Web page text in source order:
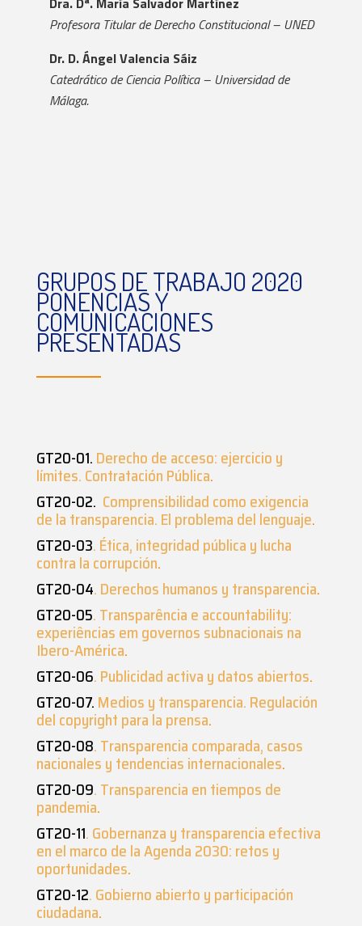
Profesora Titular de Derecho Constitucional – UNED
Dr. D. Ángel Valencia Sáiz
Catedrático de Ciencia Política – Universidad de
Málaga.
GRUPOS DE TRABAJO 2020
PONENCIAS Y
COMUNICACIONES
PRESENTADAS
GT20-01. Derecho de acceso: ejercicio y
límites. Contratación Pública.
GT20-02. Comprensibilidad como exigencia
de la transparencia. El problema del lenguaje.
GT20-03. Ética, integridad pública y lucha
contra la corrupción.
GT20-04. Derechos humanos y transparencia.
GT20-05. Transparência e accountability:
experiências em governos subnacionais na
Ibero-América.
GT20-06. Publicidad activa y datos abiertos.
GT20-07. Medios y transparencia. Regulación
del copyright para la prensa.
GT20-08. Transparencia comparada, casos
nacionales y tendencias internacionales.
GT20-09. Transparencia en tiempos de
pandemia.
GT20-11. Gobernanza y transparencia efectiva
en el marco de la Agenda 2030: retos y
oportunidades.
GT20-12. Gobierno abierto y participación
ciudadana.